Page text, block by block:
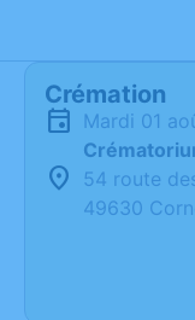
Crémation
mardi 01
54 route
49630